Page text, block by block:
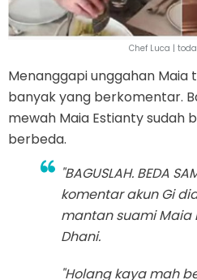
Chef Luca |
Menanggapi unggahan
banyak yang berkomentar.
mewah Maia Estianty sudah
berbeda.
"BAGUSLAH. BEDA
komentar akun Gi
mantan suami Maia
Dhani.
"Holang kaya mah